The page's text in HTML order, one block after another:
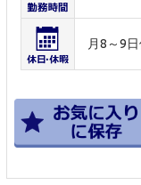
月8～9